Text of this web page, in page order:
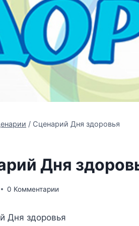
/ Сценарий Дня здоровья
Дня
0 Комментарии